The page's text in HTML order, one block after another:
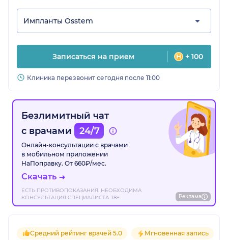
Импланты Osstem
Записаться на прием + 100
Клиника перезвонит сегодня после 11:00
Безлимитный чат
с врачами
24/7
Онлайн-консультации с врачами
в мобильном приложении
НаПоправку. От 660₽/мес.
Скачать
ЕСТЬ ПРОТИВОПОКАЗАНИЯ. НЕОБХОДИМА
КОНСУЛЬТАЦИЯ СПЕЦИАЛИСТА. 18+
Реклама
Средний рейтинг врачей 5.0 Мгновенная запись